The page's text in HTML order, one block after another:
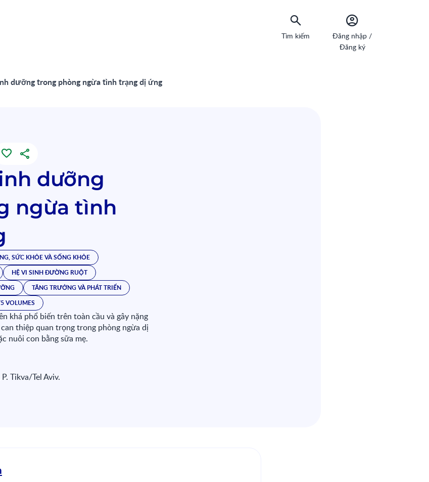
Tìm kiếm
Đăng nhập /
Đăng ký
dưỡng trong phòng ngừa tình trạng dị ứng
dưỡng
ngừa tình
SỨC KHỎE VÀ SỐNG KHỎE
HỆ VI SINH ĐƯỜNG RUỘT
TĂNG TRƯỞNG VÀ PHÁT TRIỂN
VOLUMES
khá phổ biến trên toàn cầu và gây nặng
thiệp quan trọng trong phòng ngừa dị
nuôi con bằng sữa mẹ.
Tikva/Tel Aviv.